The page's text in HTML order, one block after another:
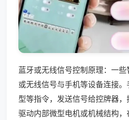
蓝牙或无线信号控制原理：一
或无线信号与手机等设备连接
型等指令，发送信号给控牌器
驱动内部微型电机或机械结构